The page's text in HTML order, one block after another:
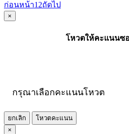
ก่อนหน้า12ถัดไป
×
โหวตให้คะแนนซ
กรุณาเลือกคะแนนโหวต
ยกเลิก
โหวตคะแนน
×